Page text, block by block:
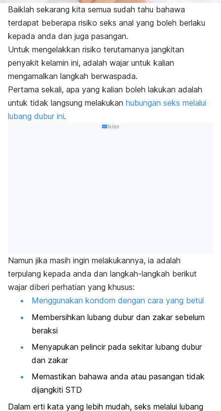
Baiklah sekarang kita semua sudah tahu bahawa
terdapat beberapa risiko seks anal yang boleh berlaku
kepada anda dan juga pasangan.
Untuk mengelakkan risiko terutamanya jangkitan
penyakit kelamin ini, adalah wajar untuk kalian
mengamalkan langkah berwaspada.
Pertama sekali, apa yang kalian boleh lakukan adalah
untuk tidak langsung melakukan hubungan seks melalui
lubang dubur ini.
Iklan
Namun jika masih ingin melakukannya, ia adalah
terpulang kepada anda dan langkah-langkah berikut
wajar diberi perhatian yang khusus:
Menggunakan kondom dengan cara yang betul
Membersihkan lubang dubur dan zakar sebelum
beraksi
Menyapukan pelincir pada sekitar lubang dubur
dan zakar
Memastikan bahawa anda atau pasangan tidak
dijangkiti STD
Dalam erti kata yang lebih mudah, seks melalui lubang